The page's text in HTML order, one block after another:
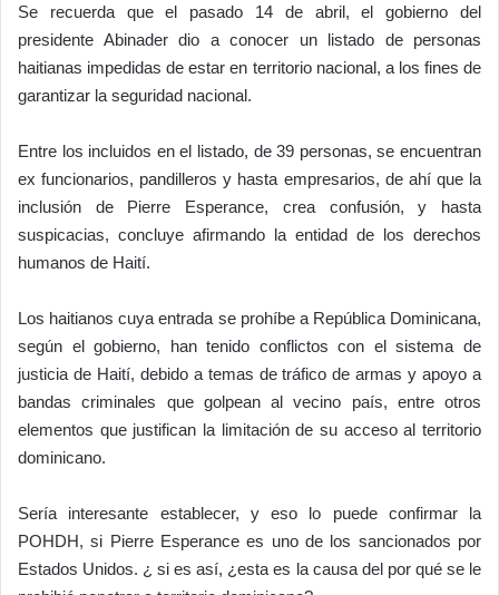
Se recuerda que el pasado 14 de abril, el gobierno del
presidente Abinader dio a conocer un listado de personas
haitianas impedidas de estar en territorio nacional, a los fines de
garantizar la seguridad nacional.
Entre los incluidos en el listado, de 39 personas, se encuentran
ex funcionarios, pandilleros y hasta empresarios, de ahí que la
inclusión de Pierre Esperance, crea confusión, y hasta
suspicacias, concluye afirmando la entidad de los derechos
humanos de Haití.
Los haitianos cuya entrada se prohíbe a República Dominicana,
según el gobierno, han tenido conflictos con el sistema de
justicia de Haití, debido a temas de tráfico de armas y apoyo a
bandas criminales que golpean al vecino país, entre otros
elementos que justifican la limitación de su acceso al territorio
dominicano.
Sería interesante establecer, y eso lo puede confirmar la
POHDH, si Pierre Esperance es uno de los sancionados por
Estados Unidos. ¿ si es así, ¿esta es la causa del por qué se le